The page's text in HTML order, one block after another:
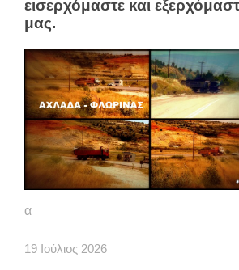
εισερχόμαστε και
μας.
α
19 Ιούλιος 2026